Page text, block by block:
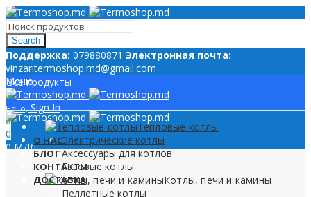
Search
Поддержкa: 079880871 Электронная почта:
vinzaritermoshop.md@gmail.com
Меню
Hello, Sign In
0
0
0МДЛ
Все продукты
Тепловые котлы
Электрические котлы
Аксессуары для котлов
Газовые котлы
Котлы, печи и камины
Пеллетные котлы
О НАС
БЛОГ
КОНТАКТЫ
ДОСТАВКА